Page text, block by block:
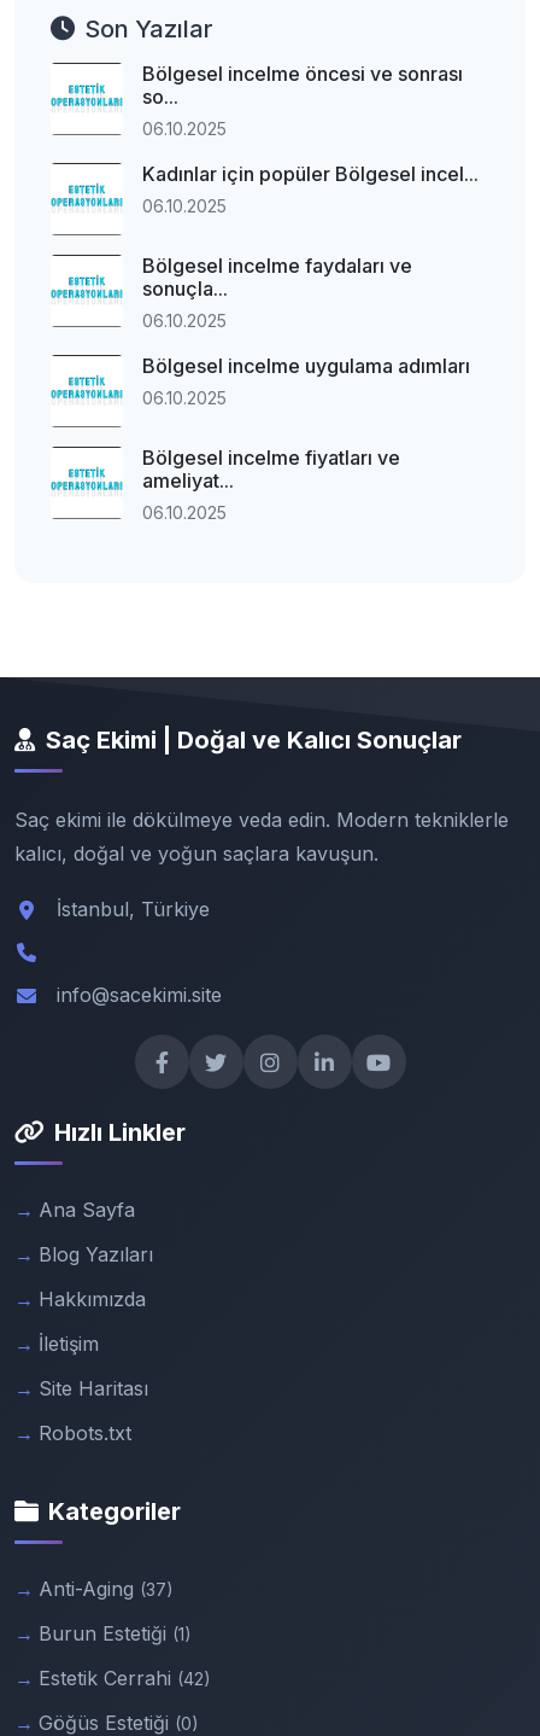
Son Yazılar
Bölgesel incelme öncesi ve sonrası
so...
06.10.2025
Kadınlar için popüler Bölgesel incel...
06.10.2025
Bölgesel incelme faydaları ve
sonuçla...
06.10.2025
Bölgesel incelme uygulama adımları
06.10.2025
Bölgesel incelme fiyatları ve
ameliyat...
06.10.2025
Saç Ekimi | Doğal ve Kalıcı Sonuçlar
Saç ekimi ile dökülmeye veda edin. Modern tekniklerle
kalıcı, doğal ve yoğun saçlara kavuşun.
İstanbul, Türkiye
info@sacekimi.site
Hızlı Linkler
Ana Sayfa
Blog Yazıları
Hakkımızda
İletişim
Site Haritası
Robots.txt
Kategoriler
Anti-Aging (37)
Burun Estetiği (1)
Estetik Cerrahi (42)
Göğüs Estetiği (0)